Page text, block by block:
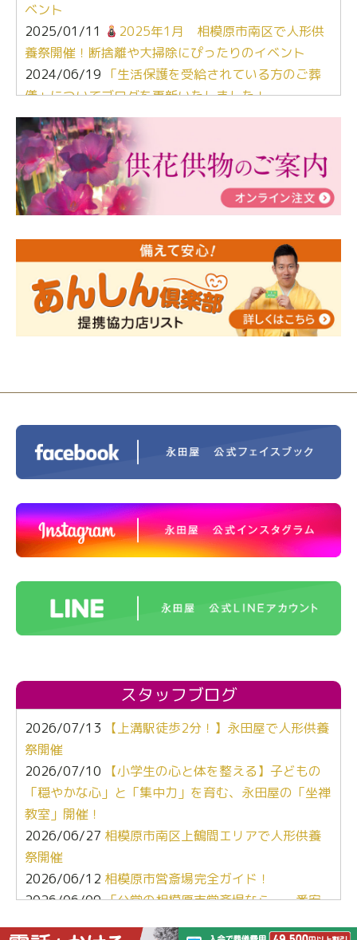
ベント
2025/01/11
2025年1月 相模原市南区で人形供
養祭開催！断捨離や大掃除にぴったりのイベント
2024/06/19 「生活保護を受給されている方のご葬
儀」についてブログを更新いたしました！
2024/03/06【終活なるほど教室】「マンガで学
ぶ！はじめてのお葬式」小さな家族葬ハウス®町田成
瀬 ご参加ありがとうございました！
2024/01/19令和6年能登半島地震災害の寄付のご報
告
人形供養 寄付のご報告
2023/12/16終活なるほど教室＠小さな家族葬ハウ
ス®上鶴間 エンディングノートを書いてみよう！
2023/11/29 永田屋創業110周年記念式典 レンブラ
ントホテル東京町田
スタッフブログ
2026/07/13
【上溝駅徒歩2分！】永田屋で人形供養
祭開催
2026/07/10
【小学生の心と体を整える】子どもの
「穏やかな心」と「集中力」を育む、永田屋の「坐禅
教室」開催！
2026/06/27 相模原市南区上鶴間エリアで人形供養
祭開催
2026/06/12 相模原市営斎場完全ガイド！
2026/06/09「公営の相模原市営斎場なら、一番安